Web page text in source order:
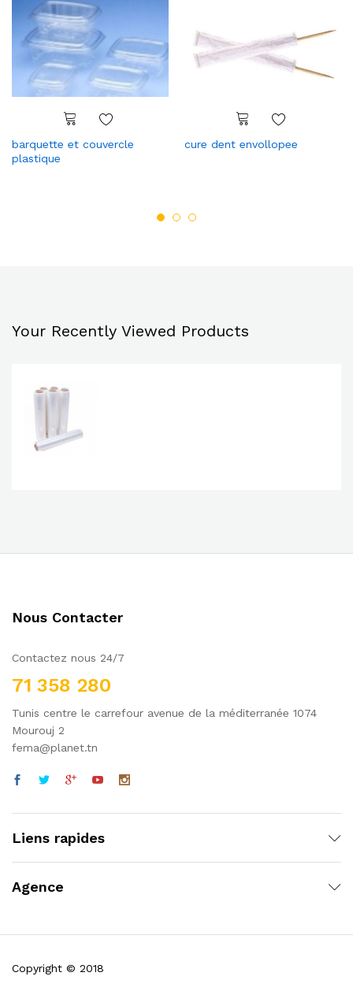
barquette et couvercle
plastique
cure dent envollopee
Your Recently Viewed Products
Nous Contacter
Contactez nous 24/7
71 358 280
Tunis centre le carrefour avenue de la méditerranée 1074
Mourouj 2
fema@planet.tn
Liens rapides
Agence
Copyright © 2018